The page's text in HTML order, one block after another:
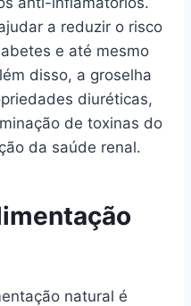
a reduzir o risco
e até mesmo
disso, a groselha
diuréticas,
de toxinas do
da saúde renal.
natural é